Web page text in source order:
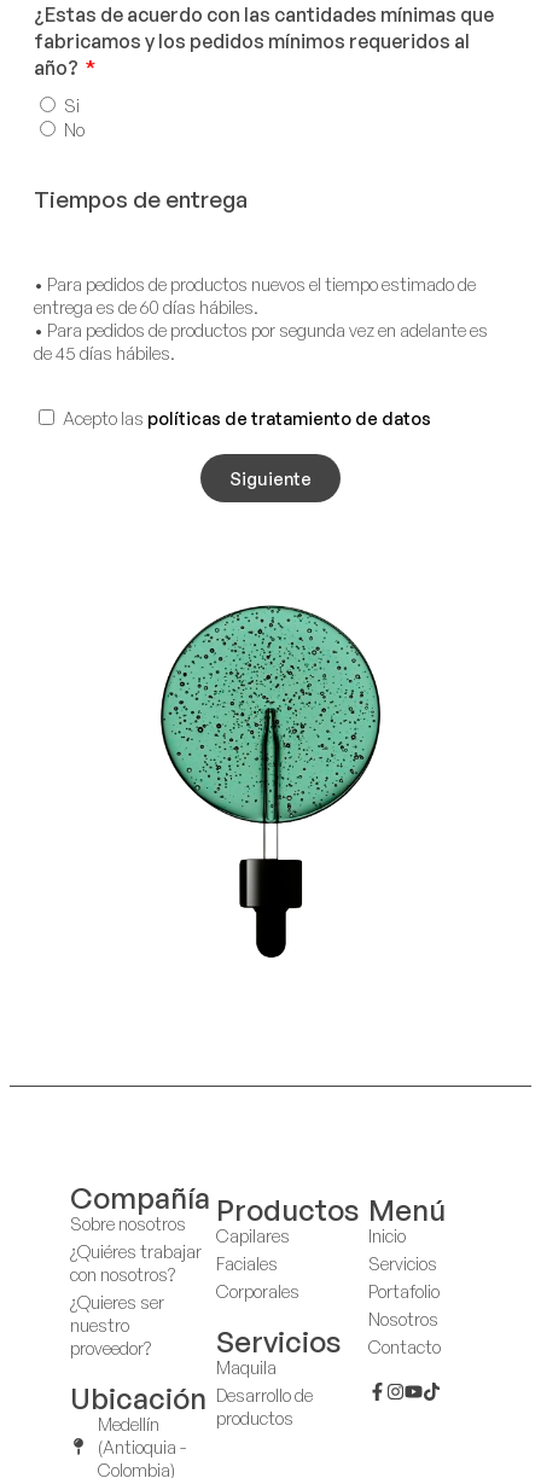
¿Estas de acuerdo con las cantidades mínimas que
fabricamos y los pedidos mínimos requeridos al
año?
Si
No
Tiempos de entrega
• Para pedidos de productos nuevos el tiempo estimado de
entrega es de 60 días hábiles.
• Para pedidos de productos por segunda vez en adelante es
de 45 días hábiles.
Acepto las políticas de tratamiento de datos
Siguiente
Compañía
Sobre nosotros
¿Quiéres trabajar
con nosotros?
¿Quieres ser
nuestro
proveedor?
Ubicación
Medellín
(Antioquia -
Colombia)
Productos
Capilares
Faciales
Corporales
Servicios
Maquila
Desarrollo de
productos
Menú
Inicio
Servicios
Portafolio
Nosotros
Contacto